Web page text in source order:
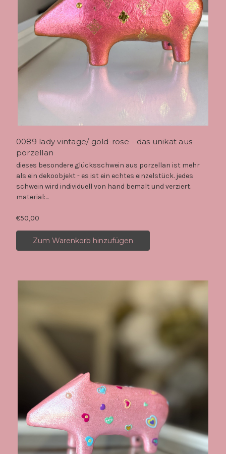
0089 lady vintage/ gold-rose - das unikat aus
porzellan
dieses besondere glücksschwein aus porzellan ist mehr
als ein dekoobjekt - es ist ein echtes einzelstück. jedes
schwein wird individuell von hand bemalt und verziert.
material:...
€50,00
Zum Warenkorb hinzufügen